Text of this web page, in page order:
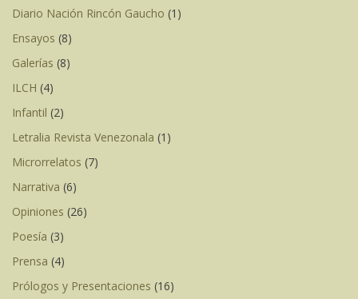
Diario Nación Rincón Gaucho (1)
Ensayos (8)
Galerías (8)
ILCH (4)
Infantil (2)
Letralia Revista Venezonala (1)
Microrrelatos (7)
Narrativa (6)
Opiniones (26)
Poesía (3)
Prensa (4)
Prólogos y Presentaciones (16)